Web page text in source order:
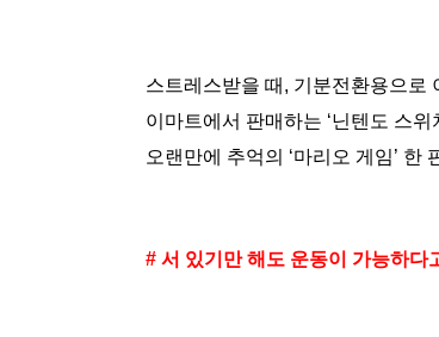
스트레스받을 때, 기분전환용으로
이마트에서 판매하는 ‘닌텐도 스
오랜만에 추억의 ‘마리오 게임’ 한
# 서 있기만 해도 운동이 가능하다